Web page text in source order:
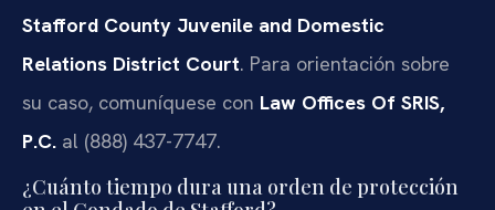
Stafford County Juvenile and Domestic
Relations District Court. Para orientación sobre
su caso, comuníquese con Law Offices Of SRIS,
P.C. al (888) 437-7747.
¿Cuánto tiempo dura una orden de protección